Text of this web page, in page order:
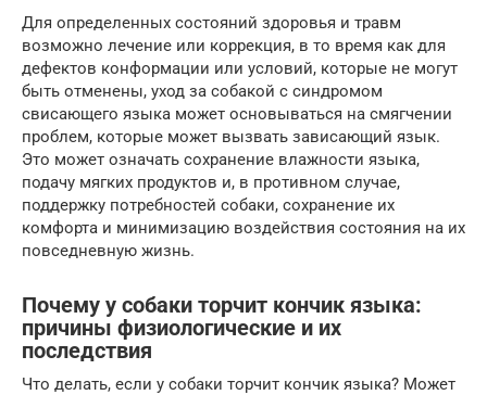
Для определенных состояний здоровья и травм
возможно лечение или коррекция, в то время как для
дефектов конформации или условий, которые не могут
быть отменены, уход за собакой с синдромом
свисающего языка может основываться на смягчении
проблем, которые может вызвать зависающий язык.
Это может означать сохранение влажности языка,
подачу мягких продуктов и, в противном случае,
поддержку потребностей собаки, сохранение их
комфорта и минимизацию воздействия состояния на их
повседневную жизнь.
Почему у собаки торчит кончик языка:
причины физиологические и их
последствия
Что делать, если у собаки торчит кончик языка? Может